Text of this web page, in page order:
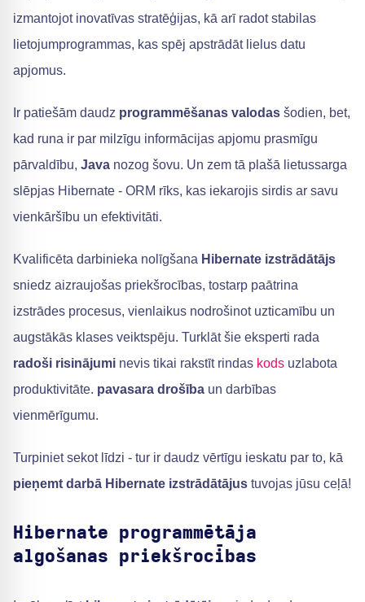
izmantojot inovatīvas stratēģijas, kā arī radot stabilas
lietojumprogrammas, kas spēj apstrādāt lielus datu
apjomus.
Ir patiešām daudz programmēšanas valodas šodien, bet,
kad runa ir par milzīgu informācijas apjomu prasmīgu
pārvaldību, Java nozog šovu. Un zem tā plašā lietussarga
slēpjas Hibernate - ORM rīks, kas iekarojis sirdis ar savu
vienkāršību un efektivitāti.
Kvalificēta darbinieka nolīgšana Hibernate izstrādātājs
sniedz aizraujošas priekšrocības, tostarp paātrina
izstrādes procesus, vienlaikus nodrošinot uzticamību un
augstākās klases veiktspēju. Turklāt šie eksperti rada
radoši risinājumi nevis tikai rakstīt rindas kods uzlabota
produktivitāte. pavasara drošība un darbības
vienmērīgumu.
Turpiniet sekot līdzi - tur ir daudz vērtīgu ieskatu par to, kā
pieņemt darbā Hibernate izstrādātājus tuvojas jūsu ceļā!
Hibernate programmētāja
algošanas priekšrocības